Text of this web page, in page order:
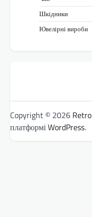
Шкідники
Ювелірні вироби
Copyright © 2026 Retro
платформіWordPress.